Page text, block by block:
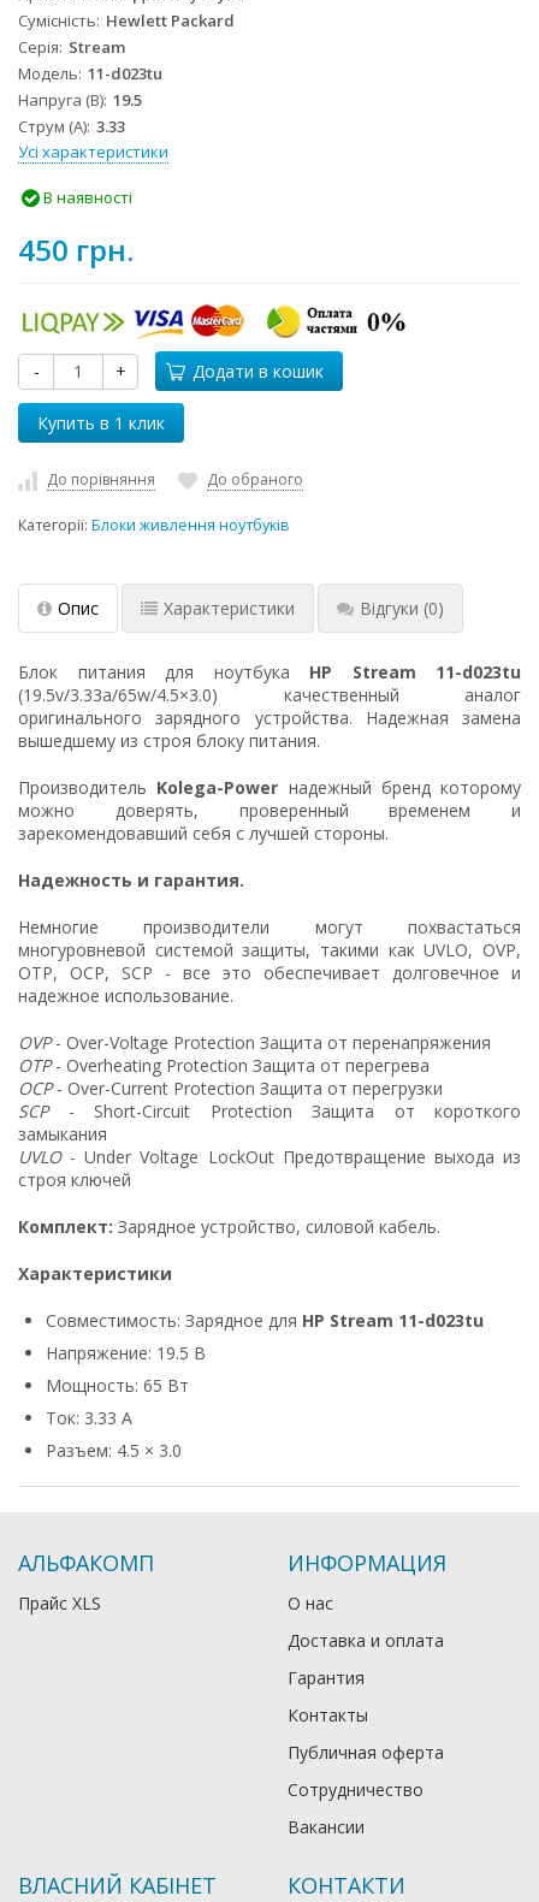
Сумісність Hewlett Packard
Серія Stream
Модель 11-d023tu
Напруга (В) 19.5
Струм (А) 3.33
Усі характеристики
В наявності
450 грн.
- + Додати в кошик
До порівняння До обраного
Категорії: Блоки живлення ноутбуків
Опис Характеристики Відгуки (0)
Блок питания для ноутбука HP Stream 11-d023tu
(19.5v/3.33a/65w/4.5×3.0) качественный аналог
оригинального зарядного устройства. Надежная замена
вышедшему из строя блоку питания.
Производитель Kolega-Power надежный бренд которому
можно доверять, проверенный временем и
зарекомендовавший себя с лучшей стороны.
Надежность и гарантия.
Немногие производители могут похвастаться
многуровневой системой защиты, такими как UVLO, OVP,
OTP, OCP, SCP - все это обеспечивает долговечное и
надежное использование.
OVP- Over-Voltage Protection Защита от перенапряжения
OTP- Overheating Protection Защита от перегрева
OCP- Over-Current Protection Защита от перегрузки
SCP- Short-Circuit Protection Защита от короткого
замыкания
UVLO- Under Voltage LockOut Предотвращение выхода из
строя ключей
Комплект: Зарядное устройство, силовой кабель.
Характеристики
Совместимость: Зарядное для HP Stream 11-d023tu
Напряжение: 19.5 В
Мощность: 65 Вт
Ток: 3.33 А
Разъем: 4.5 × 3.0
АЛЬФАКОМП
Прайс XLS
ИНФОРМАЦИЯ
О нас
Доставка и оплата
Гарантия
Контакты
Публичная оферта
Сотрудничество
Вакансии
ВЛАСНИЙ КАБІНЕТ КОНТАКТИ